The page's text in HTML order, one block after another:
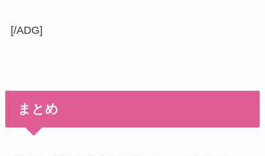
[/ADG]
まとめ